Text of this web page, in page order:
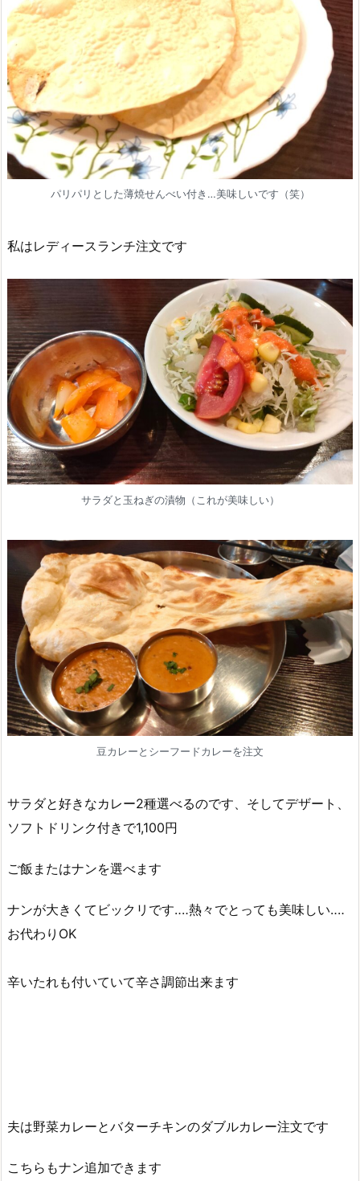
パリパリとした薄焼せんべい付き…美味しいです（笑）
私はレディースランチ注文です
サラダと玉ねぎの漬物（これが美味しい）
豆カレーとシーフードカレーを注文
サラダと好きなカレー2種選べるのです、そしてデザート、
ソフトドリンク付きで1,100円
ご飯またはナンを選べます
ナンが大きくてビックリです‥‥熱々でとっても美味しい‥‥
お代わりOK
辛いたれも付いていて辛さ調節出来ます
夫は野菜カレーとバターチキンのダブルカレー注文です
こちらもナン追加できます